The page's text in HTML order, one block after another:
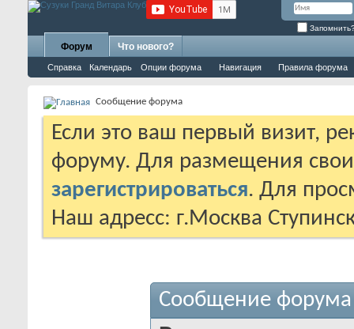
Форум
Справка Календарь Опции форума Навигация Правила форума
Что нового?
Сообщение форума
Если это ваш первый визит,
форуму. Для размещения
зарегистрироваться. Для
Наш адресс: г.Москва
Сообщение форума